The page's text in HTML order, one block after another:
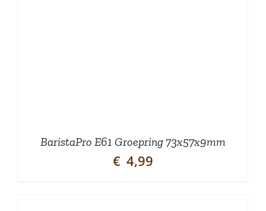
BaristaPro E61 Groepring 73x57x9mm
€ 4,99